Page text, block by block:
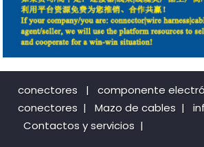
conectores | componente
conectores | Mazo de cables |
Contactos y servicios |